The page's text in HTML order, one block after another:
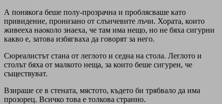
А понякога беше полу-прозрачна и проблясваше като
привидение, пронизано от слънчевите лъчи. Хората, които
живееха наоколо знаеха, че там има нещо, но не бяха сигурни
какво е, затова избягваха да говорят за него.
Сюреалистът стана от леглото и седна на стола. Леглото и
столът бяха от малкото неща, за които беше сигурен, че
съществуват.
Взираше се в стената, мястото, където би трябвало да има
прозорец. Всичко това е толкова странно.